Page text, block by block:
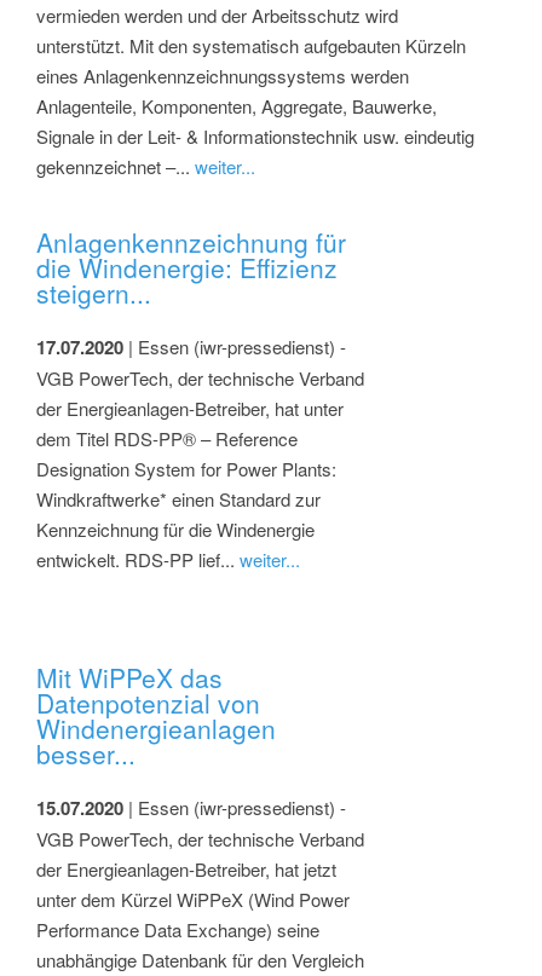
vermieden werden und der Arbeitsschutz wird
unterstützt. Mit den systematisch aufgebauten Kürzeln
eines Anlagenkennzeichnungssystems werden
Anlagenteile, Komponenten, Aggregate, Bauwerke,
Signale in der Leit- & Informationstechnik usw. eindeutig
gekennzeichnet –... weiter...
Anlagenkennzeichnung für
die Windenergie: Effizienz
steigern...
17.07.2020 | Essen (iwr-pressedienst) -
VGB PowerTech, der technische Verband
der Energieanlagen-Betreiber, hat unter
dem Titel RDS-PP® – Reference
Designation System for Power Plants:
Windkraftwerke* einen Standard zur
Kennzeichnung für die Windenergie
entwickelt. RDS-PP lief... weiter...
Mit WiPPeX das
Datenpotenzial von
Windenergieanlagen
besser...
15.07.2020 | Essen (iwr-pressedienst) -
VGB PowerTech, der technische Verband
der Energieanlagen-Betreiber, hat jetzt
unter dem Kürzel WiPPeX (Wind Power
Performance Data Exchange) seine
unabhängige Datenbank für den Vergleich